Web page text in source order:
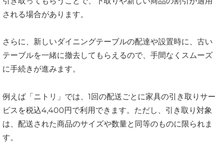
される場合があります。
さらに、新しいダイニングテーブルの配達や設置時に、古い
テーブルを一緒に撤去してもらえるので、手間なくスムーズ
に手続きが進みます。
例えば「ニトリ」では、1回の配送ごとに家具の引き取りサー
ビスを税込4,400円で利用できます。ただし、引き取り対象
は、配送された商品のサイズや数量と同等のものに限られま
す。